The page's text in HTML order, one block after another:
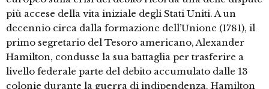
più accese della vita iniziale degli Stati Uniti. A un
decennio circa dalla formazione dell’Unione (1781), il
primo segretario del Tesoro americano, Alexander
Hamilton, condusse la sua battaglia per trasferire a
livello federale parte del debito accumulato dalle 13
colonie durante la guerra di indipendenza. Hamilton